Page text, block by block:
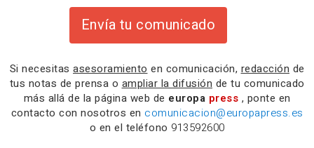
Envía tu comunicado
Si necesitas asesoramiento en comunicación, redacción de
tus notas de prensa o ampliar la difusión de tu comunicado
más allá de la página web de europa press , ponte en
contacto con nosotros en comunicacion@europapress.es
o en el teléfono 913592600